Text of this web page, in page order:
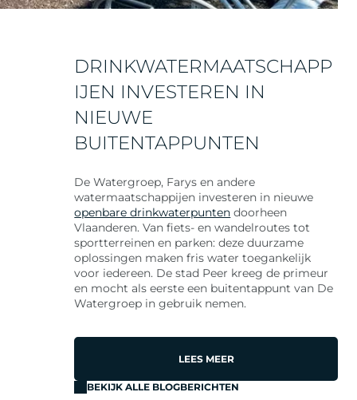
DRINKWATERMAATSCHAPP
IJEN INVESTEREN IN
NIEUWE
BUITENTAPPUNTEN
De Watergroep, Farys en andere
watermaatschappijen investeren in nieuwe
openbare drinkwaterpunten doorheen
Vlaanderen. Van fiets- en wandelroutes tot
sportterreinen en parken: deze duurzame
oplossingen maken fris water toegankelijk
voor iedereen. De stad Peer kreeg de primeur
en mocht als eerste een buitentappunt van De
Watergroep in gebruik nemen.
LEES MEER
BEKIJK ALLE BLOGBERICHTEN